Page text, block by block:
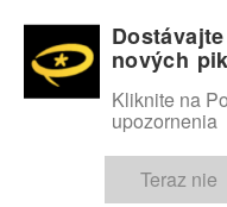
OMG! SEXICE
nových
Kliknite na
upozornenia
Teraz nie